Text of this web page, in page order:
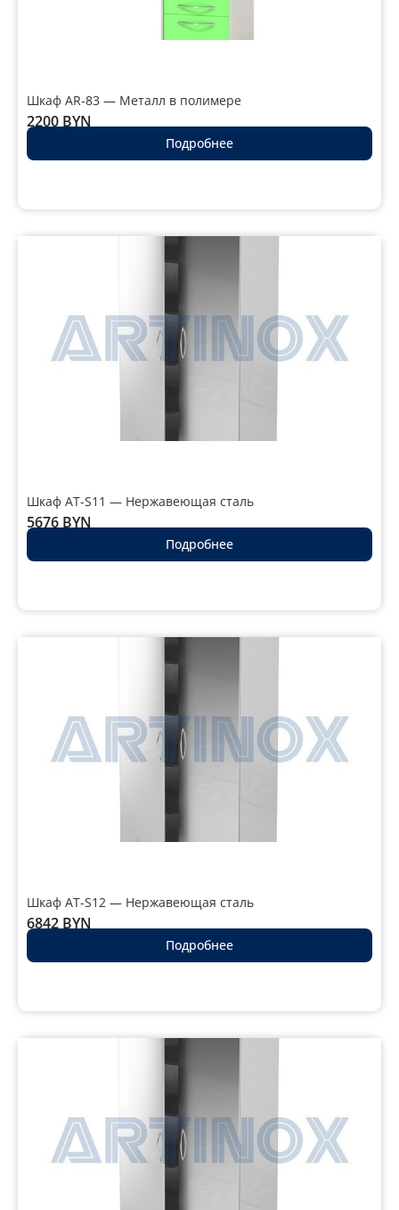
Шкаф AR-83 — Металл в полимере
2200 BYN
Подробнее
Шкаф AT-S11 — Нержавеющая сталь
5676 BYN
Подробнее
Шкаф AT-S12 — Нержавеющая сталь
6842 BYN
Подробнее